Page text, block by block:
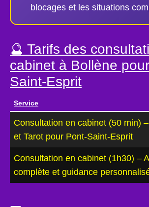
blocages et les situations
🔮 Tarifs des
cabinet à Bollène
Saint-Esprit
Service
Consultation en cabinet (50 min)
et Tarot pour Pont-Saint-Esprit
Consultation en cabinet (1h30) –
complète et guidance